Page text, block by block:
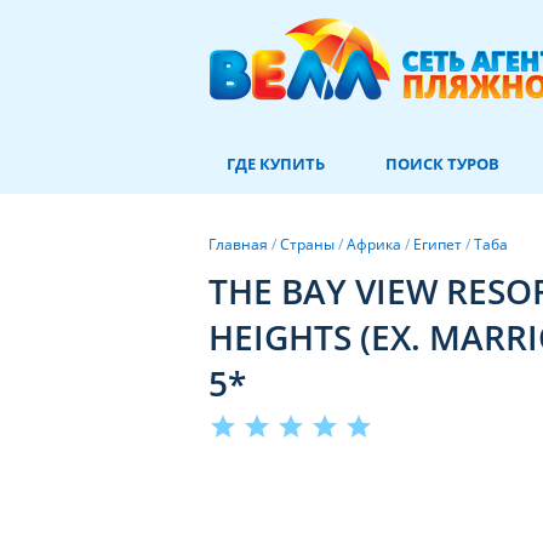
ГДЕ КУПИТЬ ПОИСК ТУРОВ
Главная /Страны/Африка / Египет/Таба
THE BAY VIEW
HEIGHTS (EX.
5*
star star star star star